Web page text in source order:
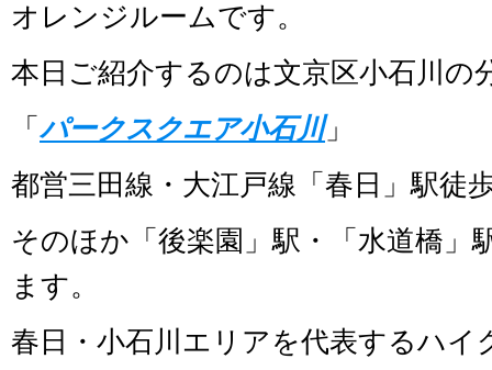
オレンジルームです。
本日ご紹介するのは文京区小石川の
「 パークスクエア小石川」
都営三田線・大江戸線「春日」駅徒
そのほか「後楽園」駅・「水道橋」
ます。
春日・小石川エリアを代表するハイ